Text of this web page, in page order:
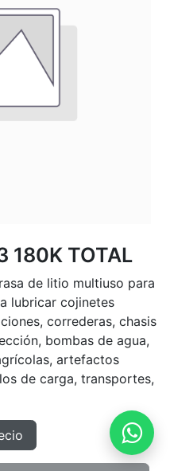
180K TOTAL
de litio multiuso para
lubricar cojinetes
correderas, chasis
bombas de agua,
artefactos
de carga, transportes,